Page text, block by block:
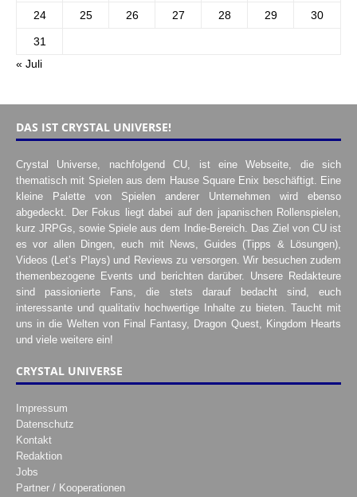
24 25 26 27 28 29 30
31
« Juli
DAS IST CRYSTAL UNIVERSE!
Crystal Universe, nachfolgend CU, ist eine Webseite, die sich
thematisch mit Spielen aus dem Hause Square Enix beschäftigt. Eine
kleine Palette von Spielen anderer Unternehmen wird ebenso
abgedeckt. Der Fokus liegt dabei auf den japanischen Rollenspielen,
kurz JRPGs, sowie Spiele aus dem Indie-Bereich. Das Ziel von CU ist
es vor allen Dingen, euch mit News, Guides (Tipps & Lösungen),
Videos (Let’s Plays) und Reviews zu versorgen. Wir besuchen zudem
themenbezogene Events und berichten darüber. Unsere Redakteure
sind passionierte Fans, die stets darauf bedacht sind, euch
interessante und qualitativ hochwertige Inhalte zu bieten. Taucht mit
uns in die Welten von Final Fantasy, Dragon Quest, Kingdom Hearts
und viele weitere ein!
CRYSTAL UNIVERSE
Impressum
Datenschutz
Kontakt
Redaktion
Jobs
Partner / Kooperationen